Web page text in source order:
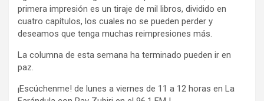
primera impresión es un tiraje de mil libros, dividido en
cuatro capítulos, los cuales no se pueden perder y
deseamos que tenga muchas reimpresiones más.
​La columna de esta semana ha terminado pueden ir en
paz.
¡Escúchenme! de lunes a viernes de 11 a 12 horas en La